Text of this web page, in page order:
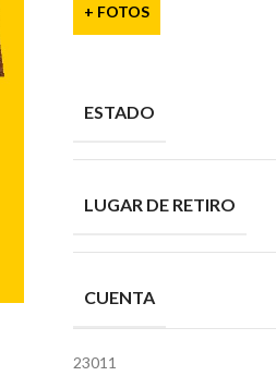
+ FOTOS
ESTADO
LUGAR DE RETIRO
CUENTA
23011